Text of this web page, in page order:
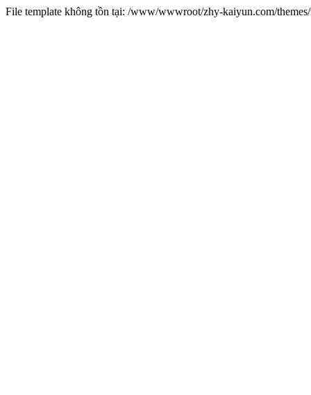
File template không tồn tại: /www/wwwroot/zhy-kaiyun.com/